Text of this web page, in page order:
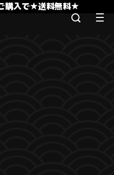
購入で★送料無料★